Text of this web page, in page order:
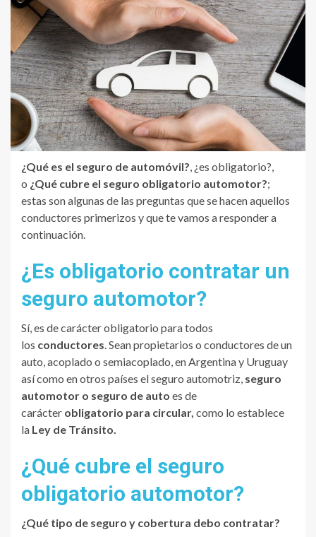
¿Qué es el seguro de automóvil?, ¿es obligatorio?,
o ¿Qué cubre el seguro obligatorio automotor?;
estas son algunas de las preguntas que se hacen aquellos
conductores primerizos y que te vamos a responder a
continuación.
¿Es obligatorio contratar un
seguro automotor?
Sí, es de carácter obligatorio para todos
los conductores. Sean propietarios o conductores de un
auto, acoplado o semiacoplado, en Argentina y Uruguay
así como en otros países el seguro automotriz, seguro
automotor o seguro de auto es de
carácter obligatorio para circular, como lo establece
la Ley de Tránsito.
¿Qué cubre el seguro
obligatorio automotor?
¿Qué tipo de seguro y cobertura debo contratar?